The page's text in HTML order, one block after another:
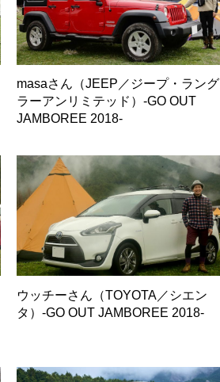
masaさん（JEEP／ジープ・ラング
ラーアンリミテッド）-GO OUT
JAMBOREE 2018-
ウッチーさん（TOYOTA／シエン
タ）-GO OUT JAMBOREE 2018-